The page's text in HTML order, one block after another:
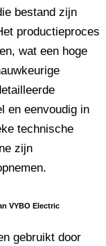
bestand zijn
productieproces
wat een hoge
en eenvoudig in
technische
zijn
VYBO Electric
gebruikt door